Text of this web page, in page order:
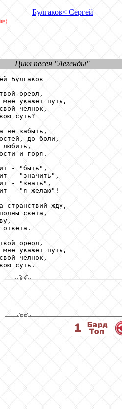
<)
Булгаков< Сергей
Цикл песен "Легенды"
Булгаков
ореол,
укажет путь,
челнок,
суть?
не забыть,
до боли,
любить,
и горя.
- "быть",
- "значить",
- "знать",
- "я желаю"!
странствий жду,
света,
-
ответа.
ореол,
укажет путь,
челнок,
суть.